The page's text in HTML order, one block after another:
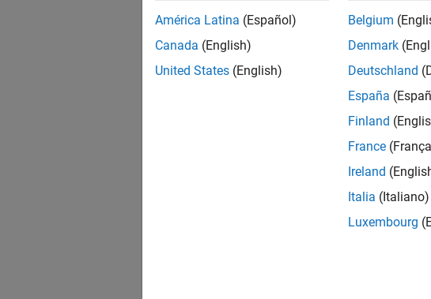
América Latina (Español)
Canada (English)
United States (English)
Belgium
Denmark
Deutschland
España
Finland
France
Ireland
Italia (Italiano)
Luxembourg